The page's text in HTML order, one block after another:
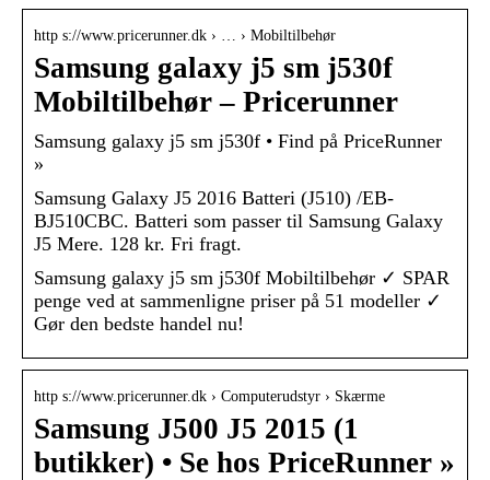
http s://www.pricerunner.dk › … › Mobiltilbehør
Samsung galaxy j5 sm j530f
Mobiltilbehør – Pricerunner
Samsung galaxy j5 sm j530f • Find på PriceRunner
»
Samsung Galaxy J5 2016 Batteri (J510) /EB-
BJ510CBC. Batteri som passer til Samsung Galaxy
J5 Mere. 128 kr. Fri fragt.
Samsung galaxy j5 sm j530f Mobiltilbehør ✓ SPAR
penge ved at sammenligne priser på 51 modeller ✓
Gør den bedste handel nu!
http s://www.pricerunner.dk › Computerudstyr › Skærme
Samsung J500 J5 2015 (1
butikker) • Se hos PriceRunner »